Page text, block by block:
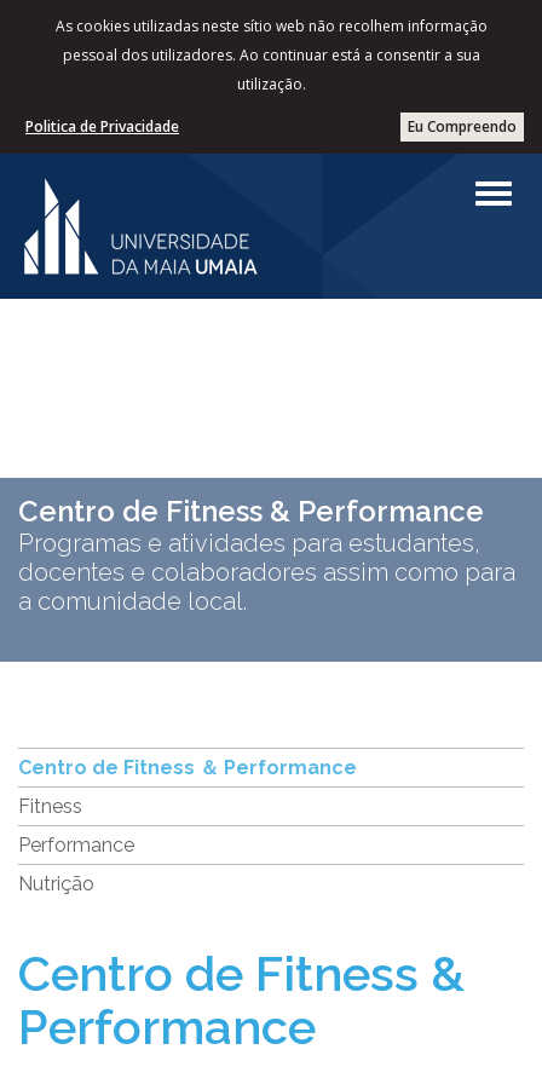
As cookies utilizadas neste sítio web não recolhem informação
pessoal dos utilizadores. Ao continuar está a consentir a sua
utilização.
Eu Compreendo
Politica de Privacidade
Centro de Fitness & Performance
Programas e atividades para estudantes,
docentes e colaboradores assim como para
a comunidade local.
Centro de Fitness ＆ Performance
Fitness
Performance
Nutrição
Centro de Fitness &
Performance